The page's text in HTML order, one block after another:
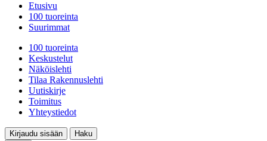
Etusivu
100 tuoreinta
Suurimmat
100 tuoreinta
Keskustelut
Näköislehti
Tilaa Rakennuslehti
Uutiskirje
Toimitus
Yhteystiedot
Kirjaudu sisään
Haku